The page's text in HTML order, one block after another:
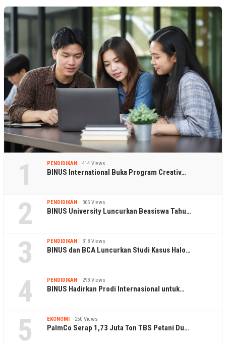
1 PENDIDIKAN 414 Views
BINUS International Buka Program Creativ…
2 PENDIDIKAN 365 Views
BINUS University Luncurkan Beasiswa Tahu…
3 PENDIDIKAN 318 Views
BINUS dan BCA Luncurkan Studi Kasus Halo…
4 PENDIDIKAN 293 Views
BINUS Hadirkan Prodi Internasional untuk…
5 EKONOMI 250 Views
PalmCo Serap 1,73 Juta Ton TBS Petani Du…